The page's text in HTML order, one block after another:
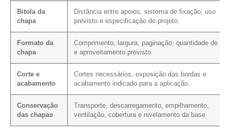
Bitola da
chapa
Distância entre apoios, sistema de fixação, uso
previsto e especificação do projeto.
Formato da
chapa
Comprimento, largura, paginação, quantidade de
e aproveitamento previsto.
Corte e
acabamento
Cortes necessários, exposição das bordas e
acabamento indicado para a aplicação.
Conservação
das chapas
Transporte, descarregamento, empilhamento,
ventilação, cobertura e nivelamento da base.